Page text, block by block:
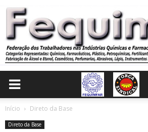
Início Direto da Base
Direto da Base